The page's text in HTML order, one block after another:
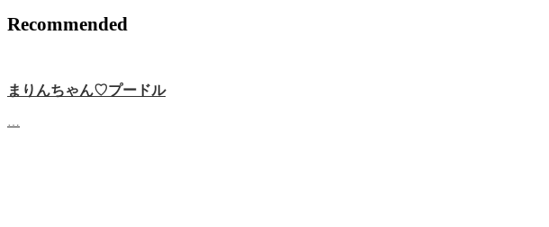
Recommended
まりんちゃん♡プードル